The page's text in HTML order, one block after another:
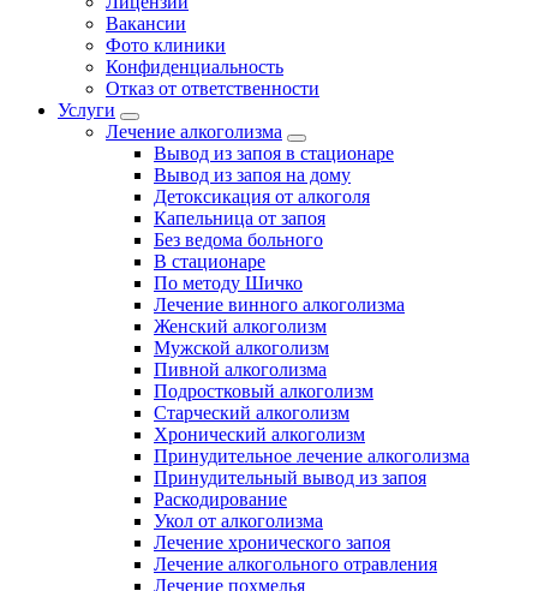
Вакансии
Фото клиники
Конфиденциальность
Отказ от ответственности
Услуги
Лечение алкоголизма
Вывод из запоя в стационаре
Вывод из запоя на дому
Детоксикация от алкоголя
Капельница от запоя
Без ведома больного
В стационаре
По методу Шичко
Лечение винного алкоголизма
Женский алкоголизм
Мужской алкоголизм
Пивной алкоголизма
Подростковый алкоголизм
Старческий алкоголизм
Хронический алкоголизм
Принудительное лечение алкоголизма
Принудительный вывод из запоя
Раскодирование
Укол от алкоголизма
Лечение хронического запоя
Лечение алкогольного отравления
Лечение похмелья